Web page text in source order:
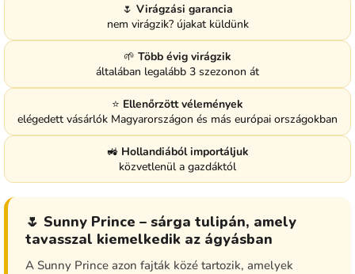
🌷 Virágzási garancia
nem virágzik? újakat küldünk
🌱 Több évig virágzik
általában legalább 3 szezonon át
⭐ Ellenőrzött vélemények
elégedett vásárlók Magyarországon és más európai országokban
🚜 Hollandiából importáljuk
közvetlenül a gazdáktól
🌷 Sunny Prince – sárga tulipán, amely
tavasszal kiemelkedik az ágyásban
A Sunny Prince azon fajták közé tartozik, amelyek